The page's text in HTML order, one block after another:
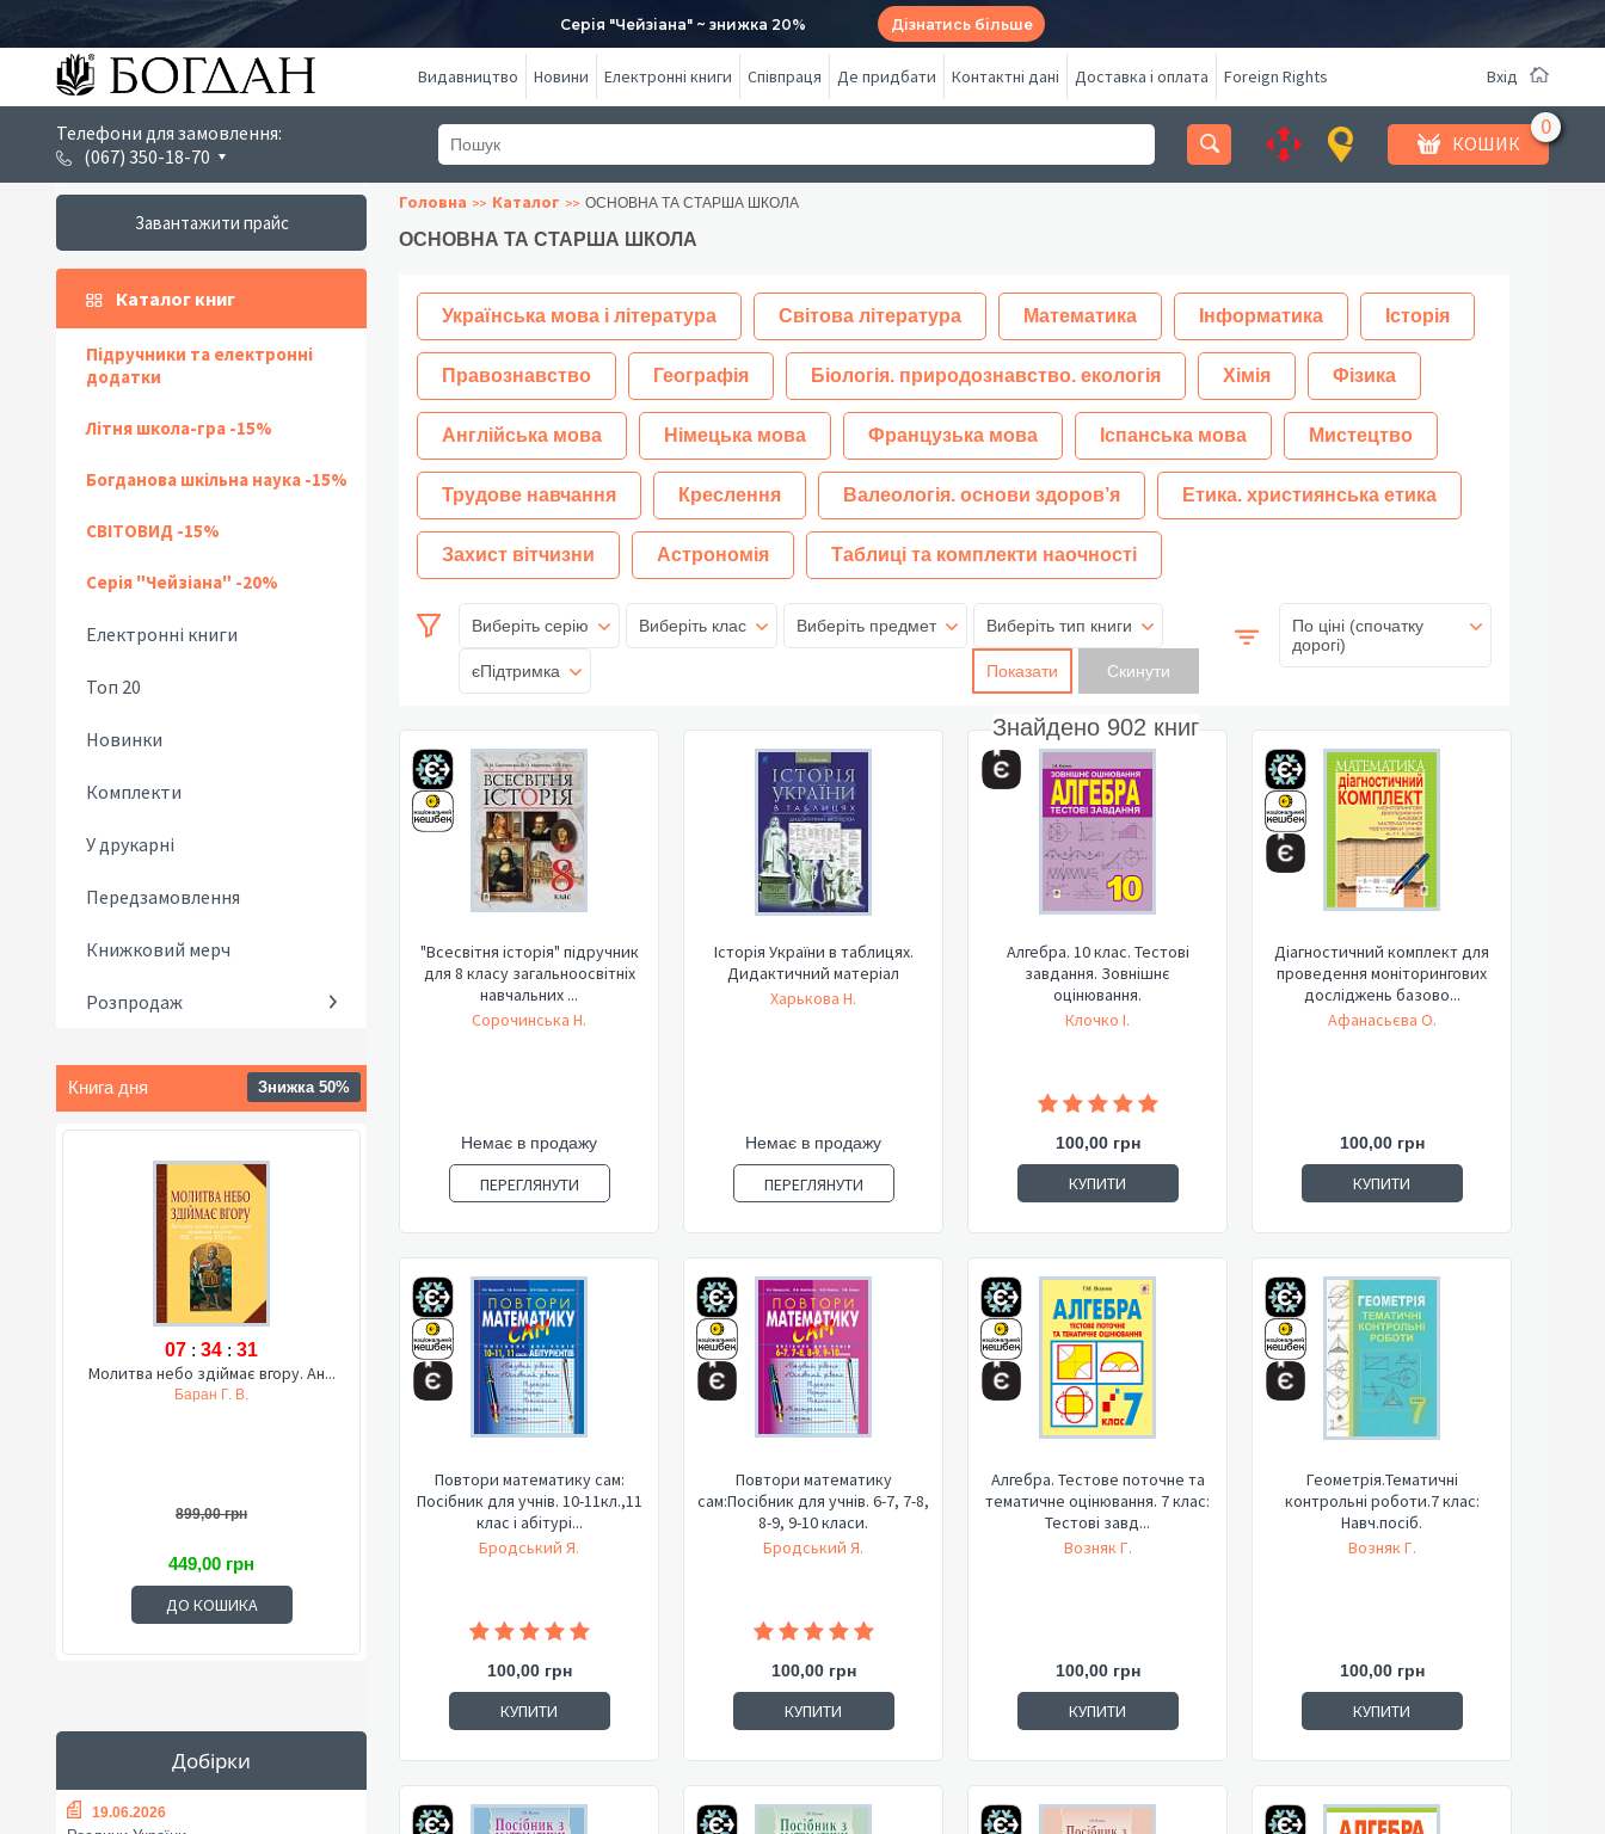
Серія "Чейзіана" ~ знижка 20% Дізнатись більше
Видавництво Новини Електронні книги Співпраця Де придбати Контактні дані Доставка і оплата Foreign Rights Вхід
Телефони для замовлення:
(067) 350-18-70
КОШИК
Завантажити прайс
Каталог книг
Підручники та електронні
додатки
Літня школа-гра -15%
Богданова шкільна наука -15%
СВІТОВИД -15%
Серія "Чейзіана" -20%
Електронні книги
Топ 20
Новинки
Комплекти
У друкарні
Передзамовлення
Книжковий мерч
Розпродаж
Книга дня Знижка 50%
07 : 34 : 30
Молитва небо здіймає вгору. Ан...
Баран Г. В.
899,00 грн
449,00 грн
ДО КОШИКА
Добірки
19.06.2026
Головна Каталог ОСНОВНА ТА СТАРША ШКОЛА
ОСНОВНА ТА СТАРША ШКОЛА
Українська мова і література Світова література Математика Інформатика Історія
Правознавство Географія Біологія. природознавство. екологія Хімія Фізика
Англійська мова Німецька мова Французька мова Іспанська мова Мистецтво
Трудове навчання Креслення Валеологія. основи здоров’я Етика. християнська етика
Захист вітчизни Астрономія Таблиці та комплекти наочності
Виберіть серію Виберіть клас Виберіть предмет Виберіть тип книги
єПідтримка Показати
Знайдено 902 книг
По ціні (спочатку
дорогі)
"Всесвітня історія" підручник
для 8 класу загальноосвітніх
навчальних ...
Сорочинська Н.
Немає в продажу
ПЕРЕГЛЯНУТИ
Історія України в таблицях.
Дидактичний матеріал
Харькова Н.
Немає в продажу
ПЕРЕГЛЯНУТИ
Алгебра. 10 клас. Тестові
завдання. Зовнішнє
оцінювання.
Клочко І.
100,00 грн
КУПИТИ
Діагностичний комплект для
проведення моніторингових
досліджень базово...
Афанасьєва О.
100,00 грн
КУПИТИ
Повтори математику сам:
Посібник для учнів. 10-11кл.,11
клас і абітурі...
Бродський Я.
100,00 грн
КУПИТИ
Повтори математику
сам:Посібник для учнів. 6-7, 7-8,
8-9, 9-10 класи.
Бродський Я.
100,00 грн
КУПИТИ
Алгебра. Тестове поточне та
тематичне оцінювання. 7 клас:
Тестові завд...
Возняк Г.
100,00 грн
КУПИТИ
Геометрія.Тематичні
контрольні роботи.7 клас:
Навч.посіб.
Возняк Г.
100,00 грн
КУПИТИ